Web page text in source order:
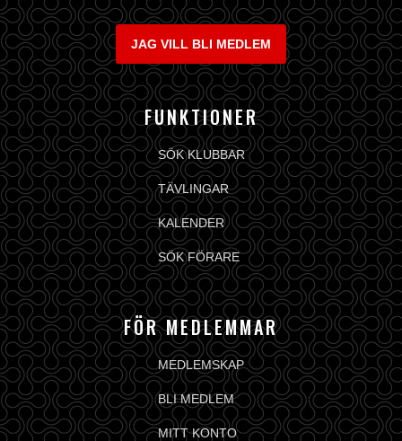
JAG VILL BLI MEDLEM
FUNKTIONER
SÖK KLUBBAR
TÄVLINGAR
KALENDER
SÖK FÖRARE
FÖR MEDLEMMAR
MEDLEMSKAP
BLI MEDLEM
MITT KONTO